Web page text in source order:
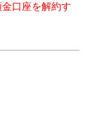
口座を解約す